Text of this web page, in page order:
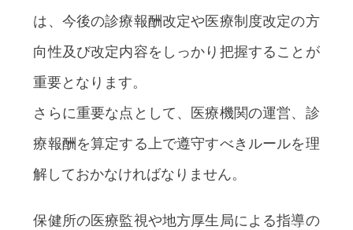
は、今後の診療報酬改定や医療制度改定の方
向性及び改定内容をしっかり把握することが
重要となります。
さらに重要な点として、医療機関の運営、診
療報酬を算定する上で遵守すべきルールを理
解しておかなければなりません。
保健所の医療監視や地方厚生局による指導の